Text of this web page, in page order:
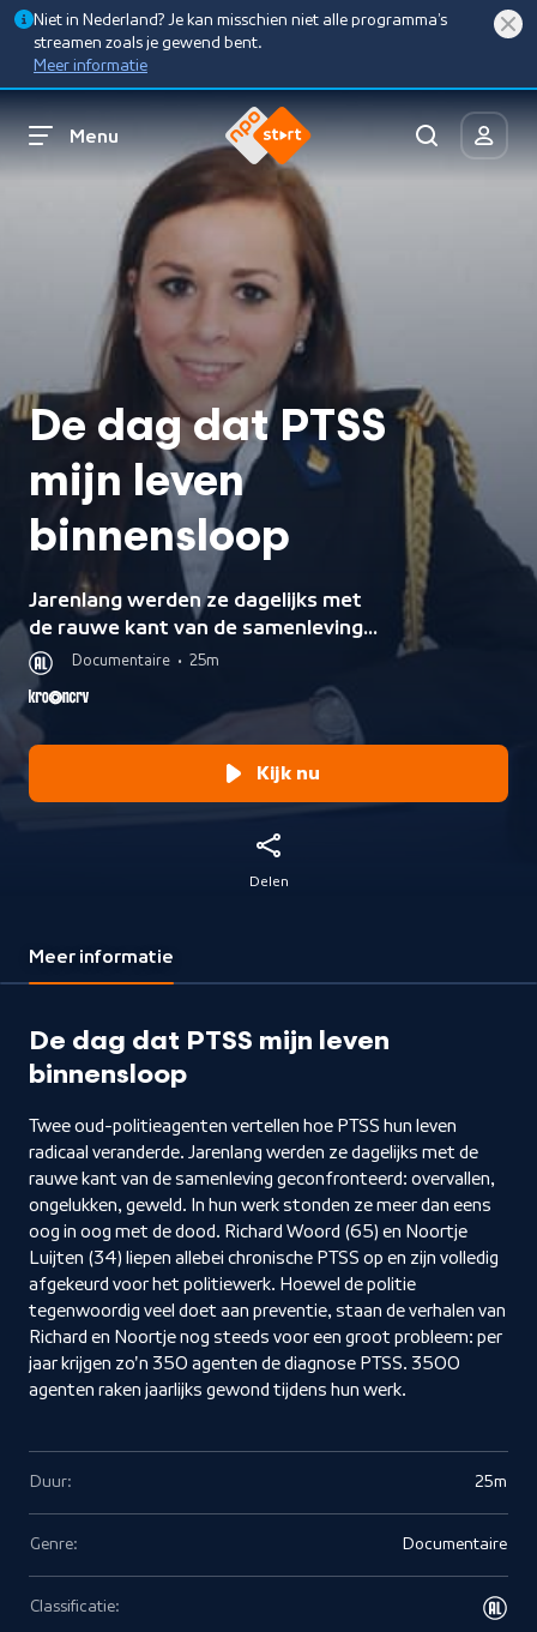
Niet in Nederland? Je kan misschien niet alle programma’s
streamen zoals je gewend bent.
Meer informatie
Menu
De dag dat PTSS
mijn leven
binnensloop
Jarenlang werden ze dagelijks met
de rauwe kant van de samenleving
geconfronteerd: overvallen,
ongelukken, geweld. Twee oud-
politieagenten vertellen hoe PTSS
hun leven radical veranderde.
Documentaire • 25m
Kijk nu
Delen
Meer informatie
De dag dat PTSS mijn leven
binnensloop
Twee oud-politieagenten vertellen hoe PTSS hun leven
radicaal veranderde. Jarenlang werden ze dagelijks met de
rauwe kant van de samenleving geconfronteerd: overvallen,
ongelukken, geweld. In hun werk stonden ze meer dan eens
oog in oog met de dood. Richard Woord (65) en Noortje
Luijten (34) liepen allebei chronische PTSS op en zijn volledig
afgekeurd voor het politiewerk. Hoewel de politie
tegenwoordig veel doet aan preventie, staan de verhalen van
Richard en Noortje nog steeds voor een groot probleem: per
jaar krijgen zo'n 350 agenten de diagnose PTSS. 3500
agenten raken jaarlijks gewond tijdens hun werk.
Duur: 25m
Genre: Documentaire
Classificatie: